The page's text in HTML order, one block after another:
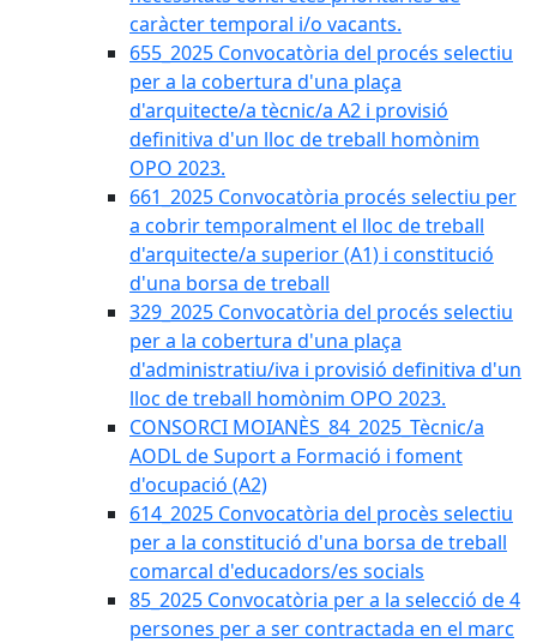
caràcter temporal i/o vacants.
655_2025 Convocatòria del procés selectiu
per a la cobertura d'una plaça
d'arquitecte/a tècnic/a A2 i provisió
definitiva d'un lloc de treball homònim
OPO 2023.
661_2025 Convocatòria procés selectiu per
a cobrir temporalment el lloc de treball
d'arquitecte/a superior (A1) i constitució
d'una borsa de treball
329_2025 Convocatòria del procés selectiu
per a la cobertura d'una plaça
d'administratiu/iva i provisió definitiva d'un
lloc de treball homònim OPO 2023.
CONSORCI MOIANÈS_84_2025_Tècnic/a
AODL de Suport a Formació i foment
d'ocupació (A2)
614_2025 Convocatòria del procès selectiu
per a la constitució d'una borsa de treball
comarcal d'educadors/es socials
85_2025 Convocatòria per a la selecció de 4
persones per a ser contractada en el marc